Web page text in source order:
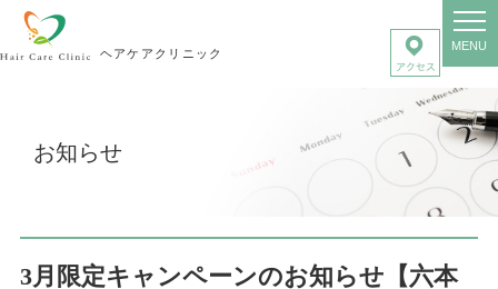
ヘアケアクリニック
MENU
お知らせ
3月限定キャンペーンのお知らせ【六本